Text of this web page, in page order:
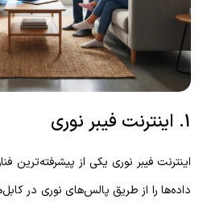
1. اینترنت فیبر نوری
اینترنت فیبر نوری یکی از پیشرفته‌ترین
داده‌ها را از طریق پالس‌های نوری در